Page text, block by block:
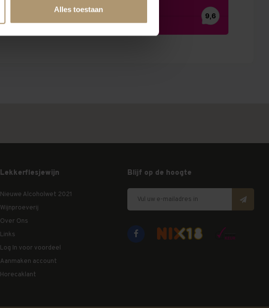
Alles toestaan
Lekkerflesjewijn
Nieuwe Alcoholwet 2021
Wijnproeverij
Over Ons
Links
Log In voor voordeel
Aanmaken account
Horecaklant
Blijf op de hoogte